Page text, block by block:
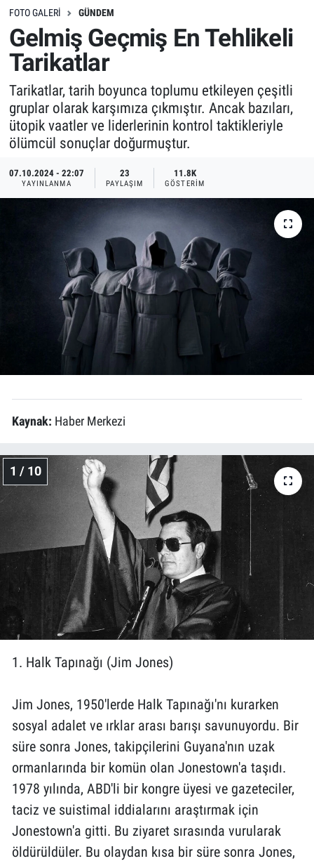
FOTO GALERI GÜNDEM
Gelmiş Geçmiş En Tehlikeli
Tarikatlar
Tarikatlar, tarih boyunca toplumu etkileyen çeşitli
gruplar olarak karşımıza çıkmıştır. Ancak bazıları,
ütopik vaatler ve liderlerinin kontrol taktikleriyle
ölümcül sonuçlar doğurmuştur.
07.10.2024 - 22:07
YAYINLANMA
23
PAYLAŞIM
11.8K
GÖSTERIM
Kaynak: Haber Merkezi
1 / 10
1. Halk Tapınağı (Jim Jones)
Jim Jones, 1950'lerde Halk Tapınağı'nı kurarken
sosyal adalet ve ırklar arası barışı savunuyordu. Bir
süre sonra Jones, takipçilerini Guyana'nın uzak
ormanlarında bir komün olan Jonestown'a taşıdı.
1978 yılında, ABD'li bir kongre üyesi ve gazeteciler,
taciz ve suistimal iddialarını araştırmak için
Jonestown'a gitti. Bu ziyaret sırasında vurularak
öldürüldüler. Bu olaydan kısa bir süre sonra Jones,